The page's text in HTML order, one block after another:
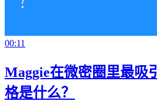
00:11
Maggie在微密圈里最吸
格是什么？